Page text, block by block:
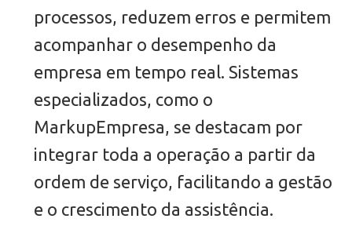
processos, reduzem erros e permitem
acompanhar o desempenho da
empresa em tempo real. Sistemas
especializados, como o
MarkupEmpresa, se destacam por
integrar toda a operação a partir da
ordem de serviço, facilitando a gestão
e o crescimento da assistência.